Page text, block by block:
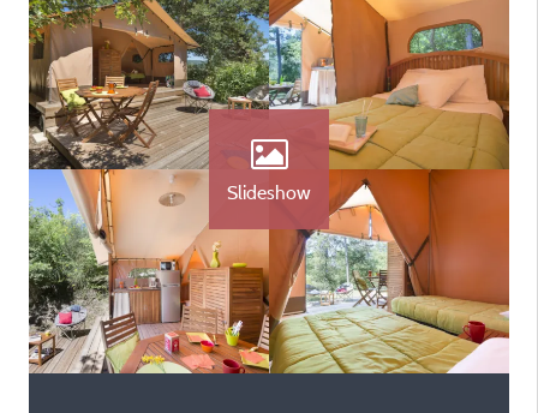
Slideshow